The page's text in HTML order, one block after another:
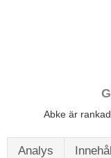
Abke är
Analys